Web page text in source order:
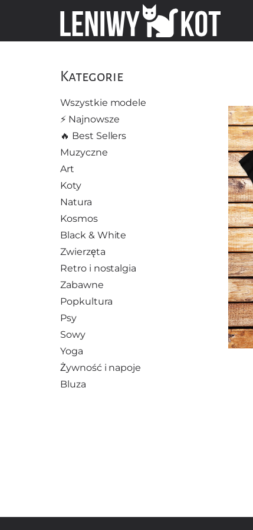
Kategorie
Wszystkie modele
⚡️ Najnowsze
🔥 Best Sellers
Muzyczne
Art
Koty
Natura
Kosmos
Black & White
Zwierzęta
Retro i nostalgia
Zabawne
Popkultura
Psy
Sowy
Yoga
Żywność i napoje
Bluza